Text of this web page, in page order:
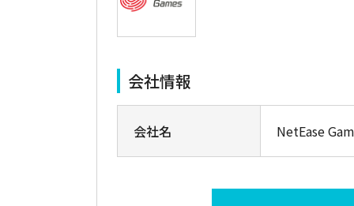
会社情報
会社名 NetEase